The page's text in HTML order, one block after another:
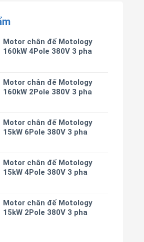
Motor chân đế Motology
160kW 4Pole 380V 3 pha
Motor chân đế Motology
160kW 2Pole 380V 3 pha
Motor chân đế Motology
15kW 6Pole 380V 3 pha
Motor chân đế Motology
15kW 4Pole 380V 3 pha
Motor chân đế Motology
15kW 2Pole 380V 3 pha